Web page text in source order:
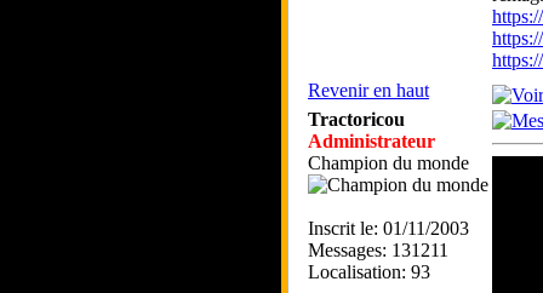
Revenir en haut
Tractoricou
Administrateur
Champion du monde
Inscrit le: 01/11/2003
Messages: 131211
Localisation: 93